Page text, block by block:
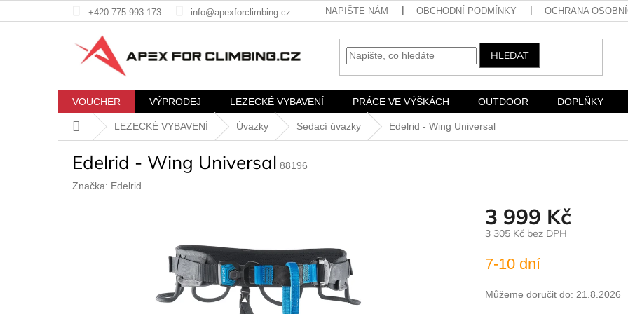
na
+420 775 993 173 info@apexforclimbing.cz NAPIŠTE NÁM OBCHODNÍ PODMÍNKY OCHRANA
HLEDAT
VOUCHER VÝPRODEJ LEZECKÉ VYBAVENÍ PRÁCE VE VÝŠKÁCH OUTDOOR DOPLŇKY
Domů LEZECKÉ VYBAVENÍ Úvazky Sedací úvazky Edelrid - Wing Universal
Edelrid - Wing Universal 88196
Značka: Edelrid
3 999 Kč
3 305 Kč bez DPH
cena:
7-10 dní
Můžeme doručit do: 21.8.2026